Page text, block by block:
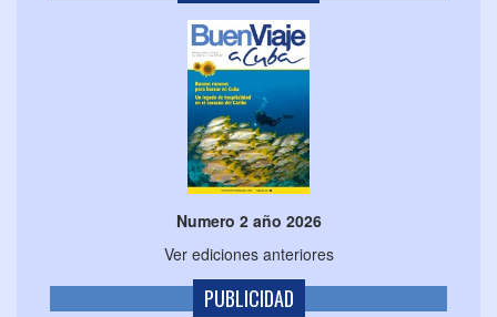
Numero 2 año 2026
Ver ediciones anteriores
PUBLICIDAD